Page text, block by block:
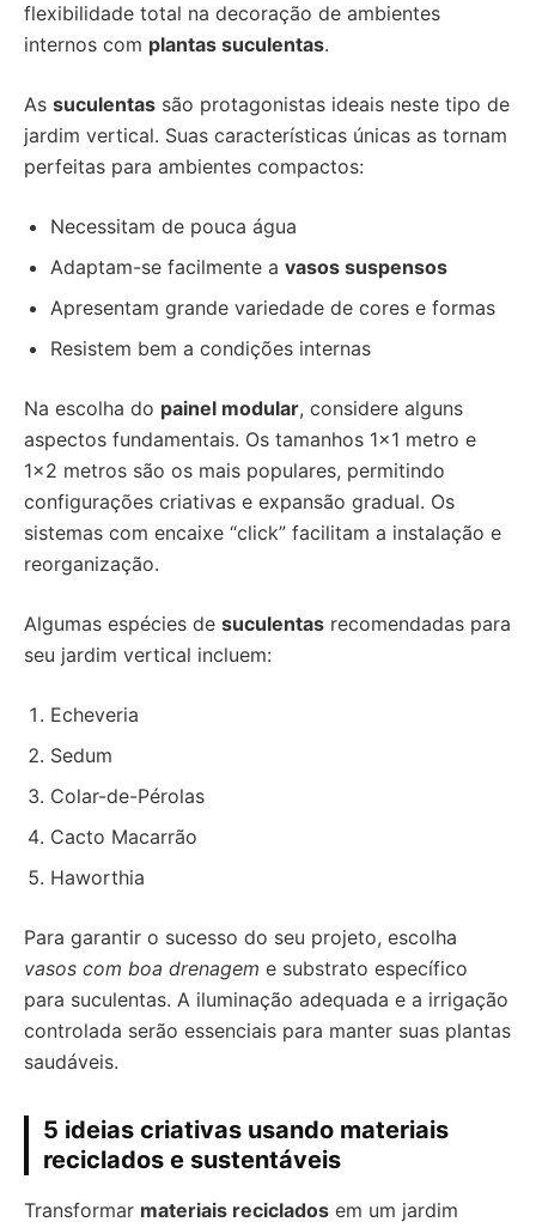
flexibilidade total na decoração de ambientes
internos com plantas suculentas.
As suculentas são protagonistas ideais neste tipo de
jardim vertical. Suas características únicas as tornam
perfeitas para ambientes compactos:
Necessitam de pouca água
Adaptam-se facilmente a vasos suspensos
Apresentam grande variedade de cores e formas
Resistem bem a condições internas
Na escolha do painel modular, considere alguns
aspectos fundamentais. Os tamanhos 1×1 metro e
1×2 metros são os mais populares, permitindo
configurações criativas e expansão gradual. Os
sistemas com encaixe “click” facilitam a instalação e
reorganização.
Algumas espécies de suculentas recomendadas para
seu jardim vertical incluem:
Echeveria
Sedum
Colar-de-Pérolas
Cacto Macarrão
Haworthia
Para garantir o sucesso do seu projeto, escolha
vasos com boa drenagem e substrato específico
para suculentas. A iluminação adequada e a irrigação
controlada serão essenciais para manter suas plantas
saudáveis.
5 ideias criativas usando materiais
reciclados e sustentáveis
Transformar materiais reciclados em um jardim